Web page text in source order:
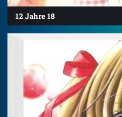
12 Jahre 18